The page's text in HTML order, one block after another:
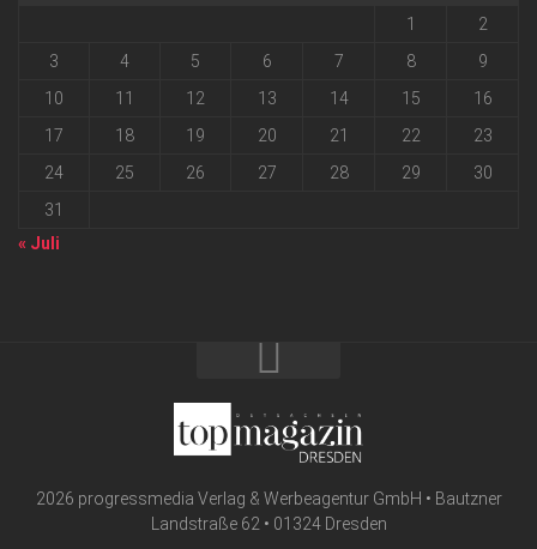
1
2
3
4 5 6 7 8
9
10
11 12 13 14 15
16
17
18 19 20 21 22
23
24
25 26 27 28 29
30
31
« Juli
2026 progressmedia Verlag & Werbeagentur GmbH • Bautzner
Landstraße 62 • 01324 Dresden